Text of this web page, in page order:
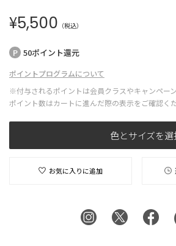
¥5,500 （税込）
50ポイント還元
ポイントプログラムについて
※付与されるポイントは会員クラスやキャンペー
ポイント数はカートに進んだ際の表示をご確認く
色とサイズを選
お気に入りに追加